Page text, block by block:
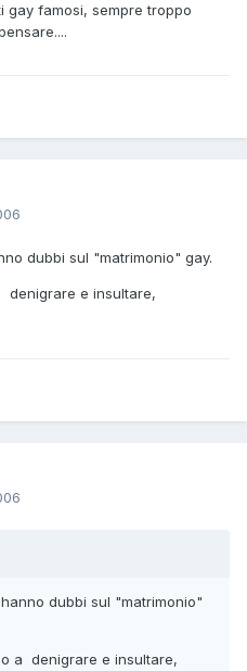
gay famosi, sempre troppo
dubbi sul "matrimonio" gay.
denigrare e insultare,
dubbi sul "matrimonio"
a denigrare e insultare,